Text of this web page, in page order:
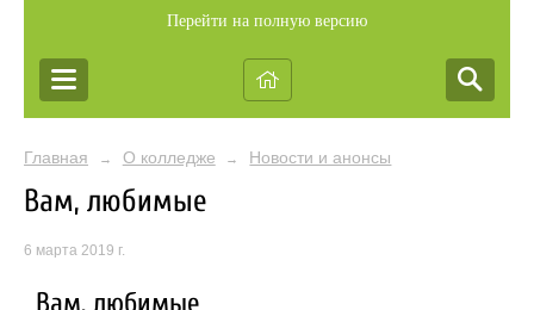
Перейти на полную версию
Главная → О колледже → Новости и анонсы
Вам, любимые
6 марта 2019 г.